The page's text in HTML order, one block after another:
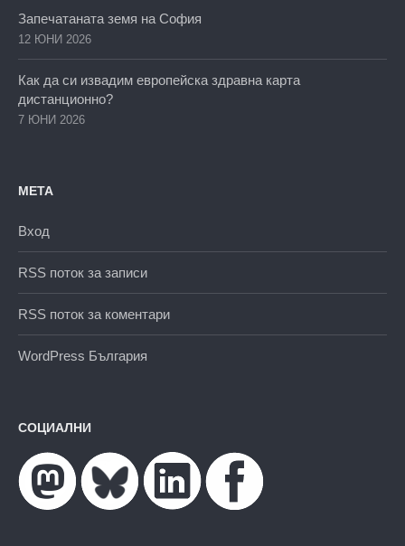
Запечатаната земя на София
12 ЮНИ 2026
Как да си извадим европейска здравна карта
дистанционно?
7 ЮНИ 2026
МЕТА
Вход
RSS поток за записи
RSS поток за коментари
WordPress България
СОЦИАЛНИ